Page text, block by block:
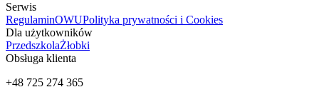
Serwis
RegulaminOWUPolityka prywatności i Cookies
Dla użytkowników
PrzedszkolaŻłobki
Obsługa klienta
+48 725 274 365